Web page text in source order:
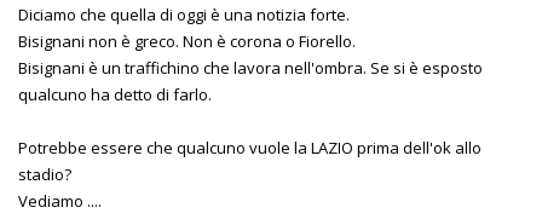
Diciamo che quella di oggi è una notizia forte.
Bisignani non è greco. Non è corona o Fiorello.
Bisignani è un traffichino che lavora nell'ombra. Se si è esposto
qualcuno ha detto di farlo.
Potrebbe essere che qualcuno vuole la LAZIO prima dell'ok allo
stadio?
Vediamo ....